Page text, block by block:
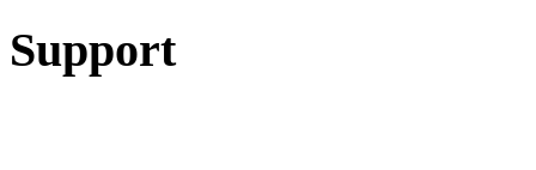
Support